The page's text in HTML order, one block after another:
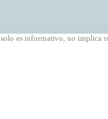
solo es informativo, no implica